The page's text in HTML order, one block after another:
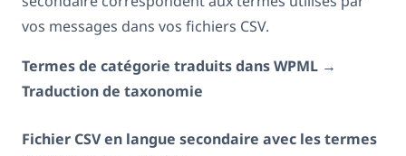
vos messages dans vos fichiers CSV.
Termes de catégorie traduits dans WPML →
Traduction de taxonomie
Fichier CSV en langue secondaire avec les termes